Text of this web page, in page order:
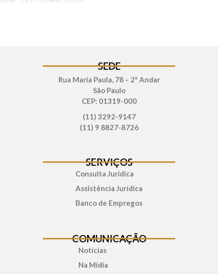
SEDE
Rua Maria Paula, 78 – 2º Andar
São Paulo
CEP: 01319-000
(11) 3292-9147
(11) 9 8827-8726
SERVIÇOS
Consulta Jurídica
Assistência Jurídica
Banco de Empregos
COMUNICAÇÃO
Notícias
Na Mídia